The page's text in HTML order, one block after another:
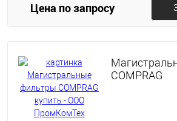
Цена по запросу
COMPRAG